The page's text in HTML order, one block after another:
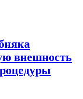
внешность